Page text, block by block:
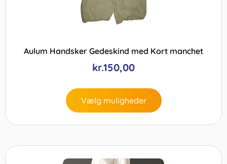
Aulum Handsker Gedeskind med Kort manchet
kr.150,00
Vælg muligheder